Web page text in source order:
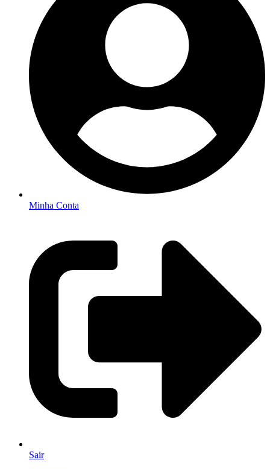
Minha Conta
Sair